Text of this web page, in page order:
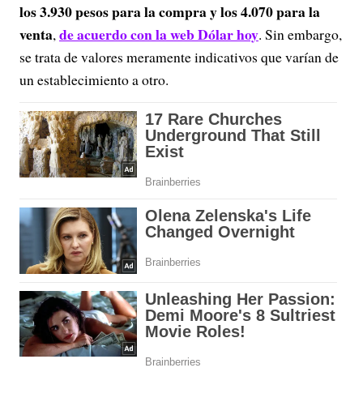
los 3.930 pesos para la compra y los 4.070 para la
venta,de acuerdo con la web Dólar hoy. Sin embargo,
se trata de valores meramente indicativos que varían de
un establecimiento a otro.